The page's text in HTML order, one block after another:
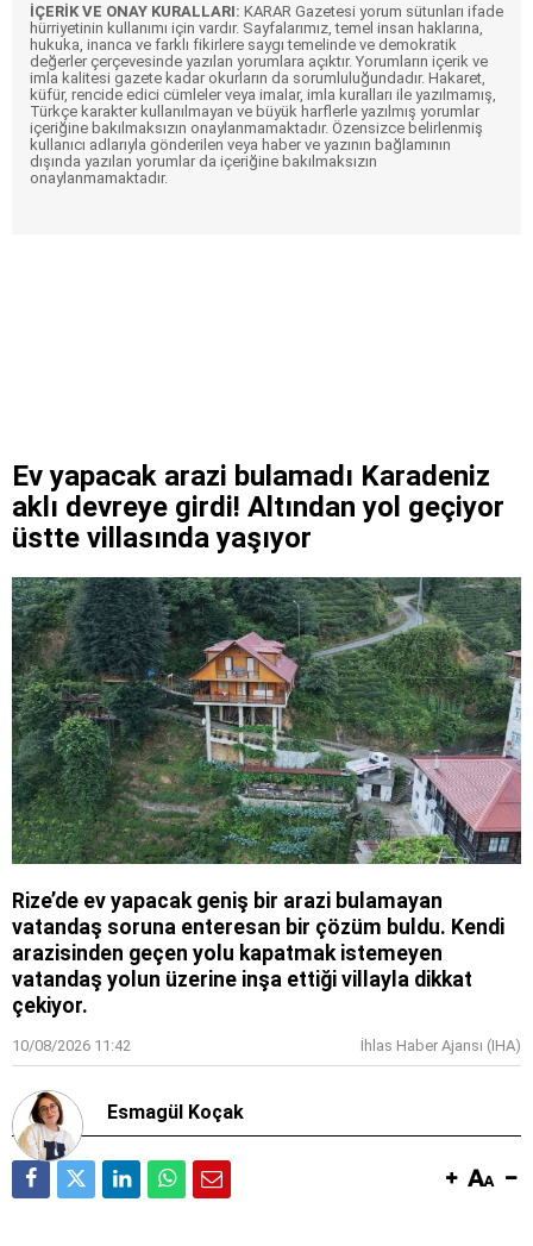
İÇERİK VE ONAY KURALLARI: KARAR Gazetesi yorum sütunları ifade
hürriyetinin kullanımı için vardır. Sayfalarımız, temel insan haklarına,
hukuka, inanca ve farklı fikirlere saygı temelinde ve demokratik
değerler çerçevesinde yazılan yorumlara açıktır. Yorumların içerik ve
imla kalitesi gazete kadar okurların da sorumluluğundadır. Hakaret,
küfür, rencide edici cümleler veya imalar, imla kuralları ile yazılmamış,
Türkçe karakter kullanılmayan ve büyük harflerle yazılmış yorumlar
içeriğine bakılmaksızın onaylanmamaktadır. Özensizce belirlenmiş
kullanıcı adlarıyla gönderilen veya haber ve yazının bağlamının
dışında yazılan yorumlar da içeriğine bakılmaksızın
onaylanmamaktadır.
Ev yapacak arazi bulamadı Karadeniz
aklı devreye girdi! Altından yol geçiyor
üstte villasında yaşıyor
Rize’de ev yapacak geniş bir arazi bulamayan
vatandaş soruna enteresan bir çözüm buldu. Kendi
arazisinden geçen yolu kapatmak istemeyen
vatandaş yolun üzerine inşa ettiği villayla dikkat
çekiyor.
10/08/2026 11:42 İhlas Haber Ajansı (IHA)
Esmagül Koçak